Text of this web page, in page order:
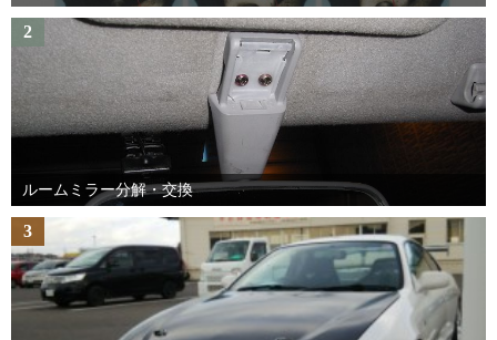
2
ルームミラー分解・交換
3